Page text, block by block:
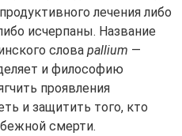
лечения либо
исчерпаны. Название
слова pallium —
и философию
проявления
и защитить того, кто
смерти.